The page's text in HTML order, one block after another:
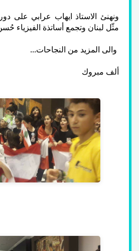
ونهنئ الاستاذ ايهاب عرابي على
مثّل لبنان وتجمع أساتذة الفيزياء
والى المزيد من النجاحات...
ألف مبروك